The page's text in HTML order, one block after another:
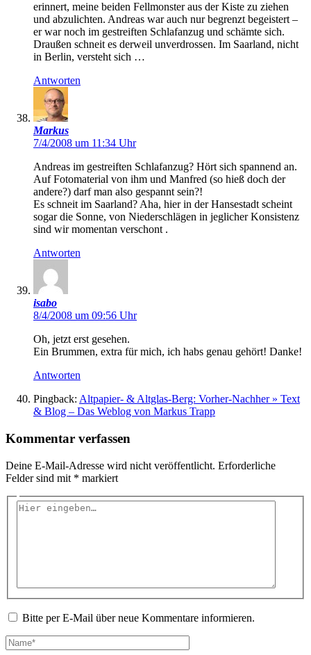
erinnert, meine beiden Fellmonster aus der Kiste zu ziehen
und abzulichten. Andreas war auch nur begrenzt begeistert –
er war noch im gestreiften Schlafanzug und schämte sich.
Draußen schneit es derweil unverdrossen. Im Saarland, nicht
in Berlin, versteht sich …
Antworten
Markus
7/4/2008 um 11:34 Uhr
Andreas im gestreiften Schlafanzug? Hört sich spannend an.
Auf Fotomaterial von ihm und Manfred (so hieß doch der
andere?) darf man also gespannt sein?!
Es schneit im Saarland? Aha, hier in der Hansestadt scheint
sogar die Sonne, von Niederschlägen in jeglicher Konsistenz
sind wir momentan verschont .
Antworten
isabo
8/4/2008 um 09:56 Uhr
Oh, jetzt erst gesehen.
Ein Brummen, extra für mich, ich habs genau gehört! Danke!
Antworten
Pingback: Altpapier- & Altglas-Berg: Vorher-Nachher » Text
& Blog – Das Weblog von Markus Trapp
Kommentar verfassen
Deine E-Mail-Adresse wird nicht veröffentlicht. Erforderliche
Felder sind mit * markiert
Hier
Bitte per E-Mail über neue Kommentare informieren.
Name*